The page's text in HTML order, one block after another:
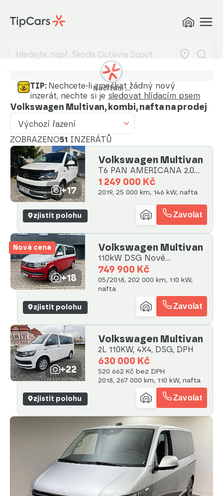
Načítám …
TIP: Nechcete-li zmeškat žádný nový
inzerát, nechte si je sledovat hlídacím psem
Volkswagen Multivan, kombi, nafta na prodej
Výchozí řazení
Výchozí řazení
Od nejdražšího
Od nejmenšího nájezdu
Od nejvyššího nájezdu
Od nejstaršího vozu
Od nejnovějšího vozu
Od nejnovějšího inzerátu
Od nejstaršího inzerátu
Abecedně od A do Z
Abecedně od Z do A
ZOBRAZENO51 INZERÁTŮ
+17
Volkswagen Multivan
T6 PAN AMERICANA 2.0
TDI 4M
1 249 000 Kč
2019, 25 000 km, 146 kW, nafta
zjistit polohu Zavolat
Nová cena
+18
Volkswagen Multivan
110kW DSG Nové
rozvody+servis
749 900 Kč
05/2018, 202 000 km, 110 kW,
nafta
zjistit polohu Zavolat
+22
Volkswagen Multivan
2L 110KW, 4X4, DSG, DPH
630 000 Kč
520 662 Kč bez DPH
2018, 267 000 km, 110 kW, nafta
zjistit polohu Zavolat